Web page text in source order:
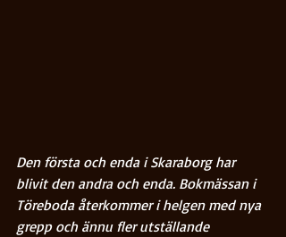
Den första och enda i Skaraborg har
blivit den andra och enda. Bokmässan i
Töreboda återkommer i helgen med nya
grepp och ännu fler utställande